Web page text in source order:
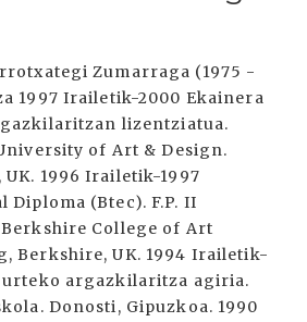
Zumarraga (1975 -
1997 Irailetik-2000 Ekainera
lizentziatua.
of Art & Design.
1996 Irailetik-1997
Diploma (Btec). F.P. II
College of Art
Berkshire, UK. 1994 Irailetik-
urteko argazkilaritza agiria.
Donosti, Gipuzkoa. 1990